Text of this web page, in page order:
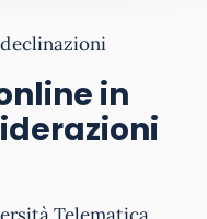
in